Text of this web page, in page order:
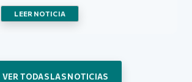
LEER NOTICIA
VER TODAS LAS NOTICIAS